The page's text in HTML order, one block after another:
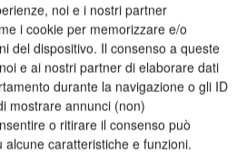
noi e i nostri partner
i cookie per memorizzare e/o
del dispositivo. Il consenso a queste
e ai nostri partner di elaborare dati
durante la navigazione o gli ID
mostrare annunci (non)
o ritirare il consenso può
caratteristiche e funzioni.